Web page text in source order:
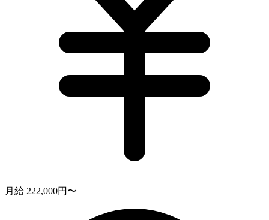
月給 222,000円〜